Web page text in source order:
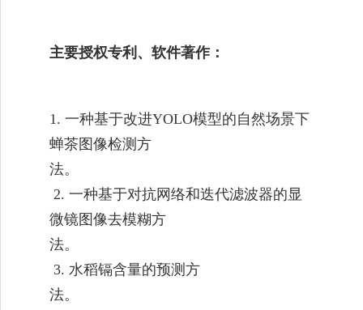
主要授权专利、软件著作：
1. 一种基于改进YOLO模型的自然场景下
蝉茶图像检测方
法。
2. 一种基于对抗网络和迭代滤波器的显
微镜图像去模糊方
法。
3. 水稻镉含量的预测方
法。